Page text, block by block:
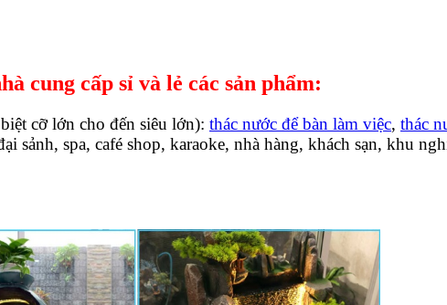
cung cấp sỉ và lẻ các sản phẩm:
cỡ lớn cho đến siêu lớn): thác nước để bàn làm việc, thác
sảnh, spa, café shop, karaoke, nhà hàng, khách sạn, khu